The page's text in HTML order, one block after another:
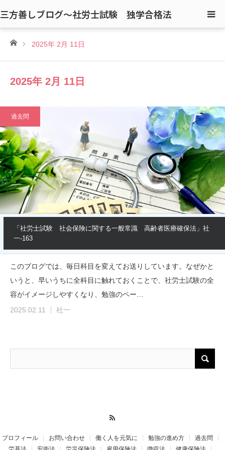
三方善しブログ〜社労士試験 独学合格法
ホーム2025年 2月 11日
2025年 2月 11日
過去問
「社労士試験 社会保険に関する一般常識 高齢者医療確保法」社
一-163
このブログでは、毎日科目を変えてお送りしています。なぜかと
いうと、早いうちに全科目に触れておくことで、社労士試験の全
容がイメージしやすくなり、勉強のペー…
2025.02.11
社一
プロフィール お問い合わせ 働く人を元気に 勉強の進め方
過去問